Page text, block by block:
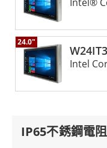
24.0"
Intel
IP65不銹鋼電